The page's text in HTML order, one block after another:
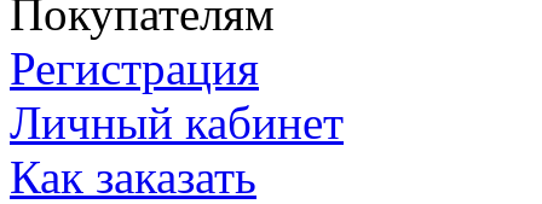
Покупателям
Регистрация
Личный кабинет
Как заказать